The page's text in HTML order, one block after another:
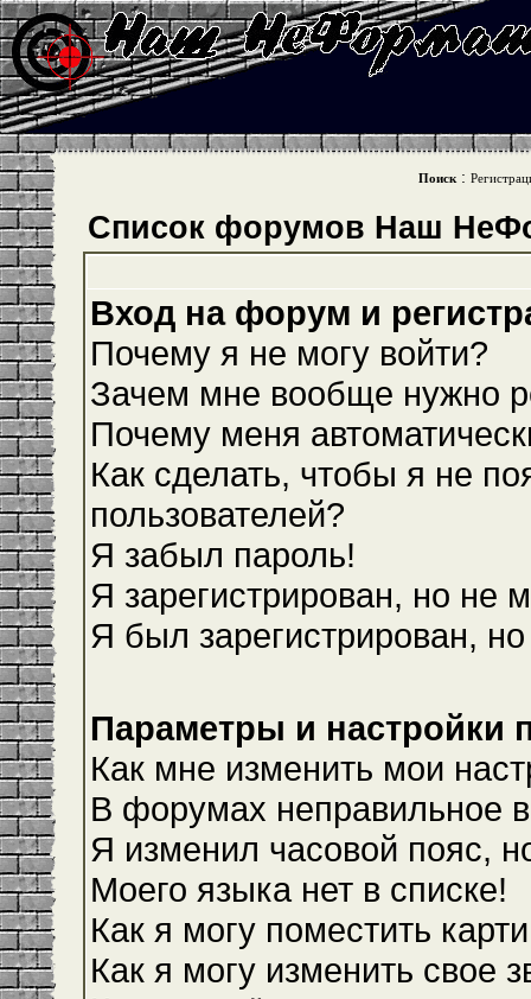
Поиск :
Список форумов Наш
Вход на форум и
Почему я не могу войти?
Зачем мне вообще нужно
Почему меня
Как сделать, чтобы я не
пользователей?
Я забыл пароль!
Я зарегистрирован, но не
Я был зарегистрирован,
Параметры и настройки
Как мне изменить мои
В форумах неправильное
Я изменил часовой пояс,
Моего языка нет в списке!
Как я могу поместить
Как я могу изменить свое